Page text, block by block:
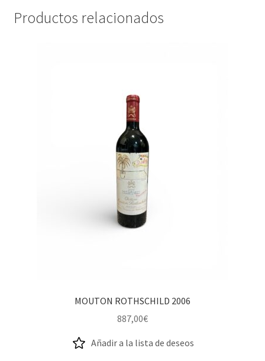
Productos relacionados
MOUTON ROTHSCHILD 2006
887,00€
Añadir a la lista de deseos